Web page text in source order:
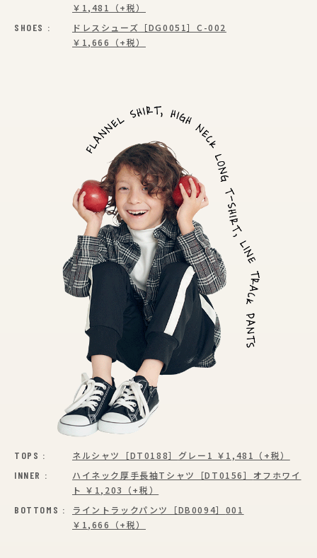
￥1,481（+税）
SHOES :
ドレスシューズ［DG0051］ C-002
￥1,666（+税）
TOPS : ネルシャツ［DT0188］ グレー1 ￥1,481（+税）
INNER :
ハイネック厚手長袖Tシャツ［DT0156］ オフホワイ
ト ￥1,203（+税）
BOTTOMS :
ライントラックパンツ［DB0094］ 001
￥1,666（+税）